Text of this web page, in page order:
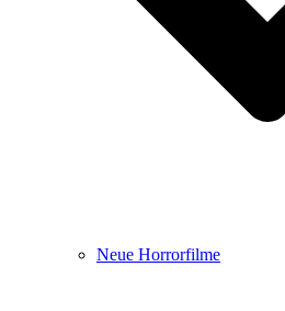
Neue Horrorfilme